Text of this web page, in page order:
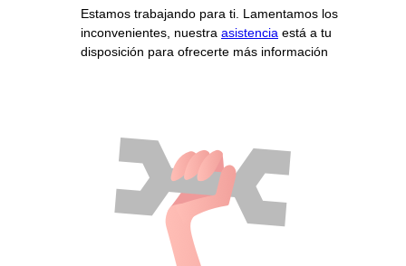
Estamos trabajando para ti. Lamentamos los
inconvenientes, nuestra asistencia está a tu
disposición para ofrecerte más información